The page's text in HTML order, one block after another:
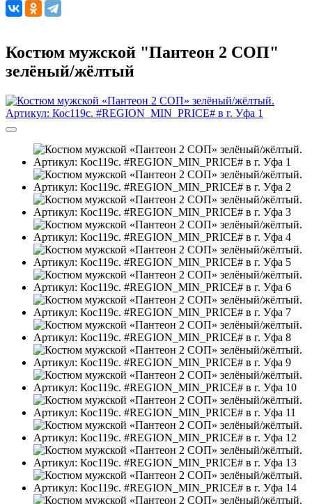
Костюм мужской "Пантеон 2 СОП"
зелёный/жёлтый